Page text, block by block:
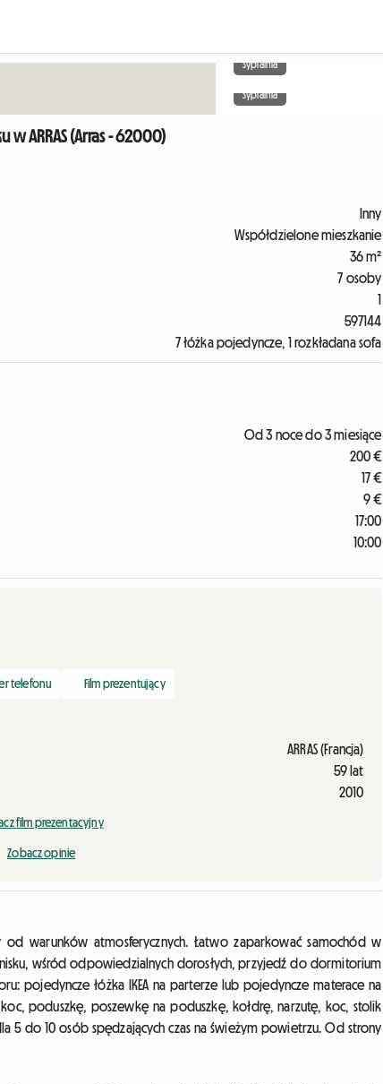
Sypialnia
Sypialnia
ARRAS (Arras - 62000)
Inny
Współdzielone mieszkanie
36 m²
7 osoby
1
597144
7 łóżka pojedyncze, 1 rozkładana sofa
Od 3 noce do 3 miesiące
200 €
17 €
9 €
17:00
10:00
telefonu Film prezentujący
ARRAS (Francja)
59 lat
2010
film prezentacyjny
Zobacz opinie
warunków atmosferycznych. Łatwo zaparkować samochód w
wśród odpowiedzialnych dorosłych, przyjedź do dormitorium
pojedyncze łóżka IKEA na parterze lub pojedyncze materace na
poduszkę, poszewkę na poduszkę, kołdrę, narzutę, koc, stolik
do 10 osób spędzających czas na świeżym powietrzu. Od strony